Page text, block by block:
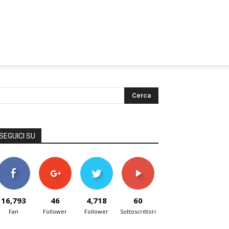
SU
16,793
Fan
46
Follower
4,718
Follower
60
Sottoscrittori